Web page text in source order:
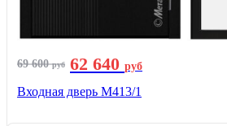
69 600руб 62 640 руб
Входная дверь М413/1